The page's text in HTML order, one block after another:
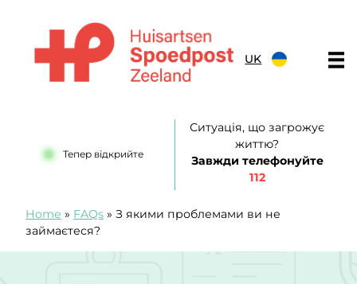
UK
Тепер відкрийте
Ситуація, що загрожує
життю?
Завжди телефонуйте
112
Home » FAQs » З якими проблемами ви не
займаєтеся?